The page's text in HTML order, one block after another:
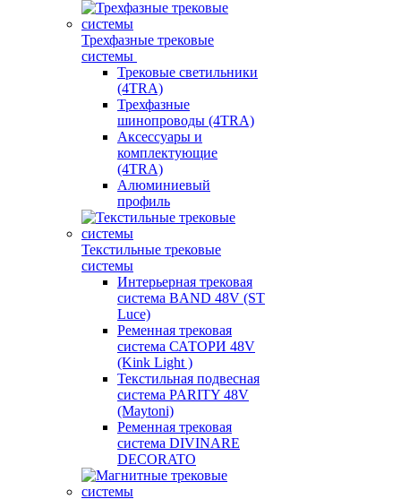
Трехфазные трековые
системы
Трековые светильники
(4TRA)
Трехфазные
шинопроводы (4TRA)
Аксессуары и
комплектующие
(4TRA)
Алюминиевый
профиль
Текстильные трековые
системы
Интерьерная трековая
система BAND 48V (ST
Luce)
Ременная трековая
система САТОРИ 48V
(Kink Light )
Текстильная подвесная
система PARITY 48V
(Maytoni)
Ременная трековая
система DIVINARE
DECORATO